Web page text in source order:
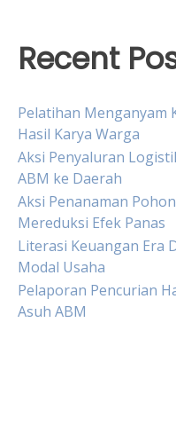
Recent
Pelatihan Menganyam
Hasil Karya Warga
Aksi Penyaluran
ABM ke Daerah
Aksi Penanaman
Mereduksi Efek Panas
Literasi Keuangan Era
Modal Usaha
Pelaporan Pencurian
Asuh ABM